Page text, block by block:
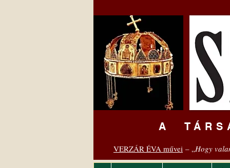
A
VERZÁR ÉVA művei – „Hogy